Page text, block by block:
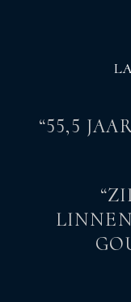
“55,5